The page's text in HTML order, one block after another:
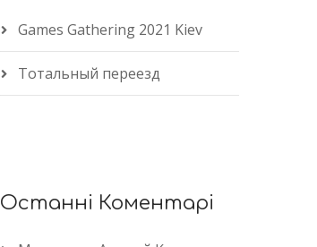
Games Gathering 2021 Kiev
Тотальный переезд
Останні Коментарі